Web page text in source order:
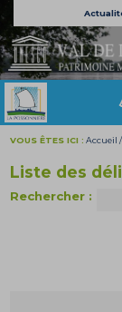
VOUS ÊTES ICI : Accueil
Liste des
Rechercher :